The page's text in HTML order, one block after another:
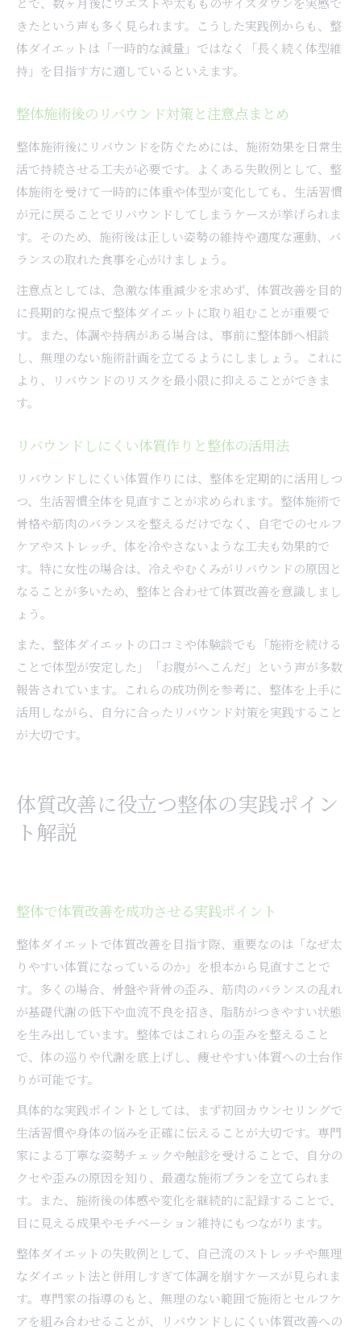
きたという声も多く見られます。こうした実践例からも、整
体ダイエットは「一時的な減量」ではなく「長く続く体型維
持」を目指す方に適しているといえます。
整体施術後のリバウンド対策と注意点まとめ
整体施術後にリバウンドを防ぐためには、施術効果を日常生
活で持続させる工夫が必要です。よくある失敗例として、整
体施術を受けて一時的に体重や体型が変化しても、生活習慣
が元に戻ることでリバウンドしてしまうケースが挙げられま
す。そのため、施術後は正しい姿勢の維持や適度な運動、バ
ランスの取れた食事を心がけましょう。
注意点としては、急激な体重減少を求めず、体質改善を目的
に長期的な視点で整体ダイエットに取り組むことが重要で
す。また、体調や持病がある場合は、事前に整体師へ相談
し、無理のない施術計画を立てるようにしましょう。これに
より、リバウンドのリスクを最小限に抑えることができま
す。
リバウンドしにくい体質作りと整体の活用法
リバウンドしにくい体質作りには、整体を定期的に活用しつ
つ、生活習慣全体を見直すことが求められます。整体施術で
骨格や筋肉のバランスを整えるだけでなく、自宅でのセルフ
ケアやストレッチ、体を冷やさないような工夫も効果的で
す。特に女性の場合は、冷えやむくみがリバウンドの原因と
なることが多いため、整体と合わせて体質改善を意識しまし
ょう。
また、整体ダイエットの口コミや体験談でも「施術を続ける
ことで体型が安定した」「お腹がへこんだ」という声が多数
報告されています。これらの成功例を参考に、整体を上手に
活用しながら、自分に合ったリバウンド対策を実践すること
が大切です。
体質改善に役立つ整体の実践ポイン
ト解説
整体で体質改善を成功させる実践ポイント
整体ダイエットで体質改善を目指す際、重要なのは「なぜ太
りやすい体質になっているのか」を根本から見直すことで
す。多くの場合、骨盤や背骨の歪み、筋肉のバランスの乱れ
が基礎代謝の低下や血流不良を招き、脂肪がつきやすい状態
を生み出しています。整体ではこれらの歪みを整えること
で、体の巡りや代謝を底上げし、痩せやすい体質への土台作
りが可能です。
具体的な実践ポイントとしては、まず初回カウンセリングで
生活習慣や身体の悩みを正確に伝えることが大切です。専門
家による丁寧な姿勢チェックや触診を受けることで、自分の
クセや歪みの原因を知り、最適な施術プランを立てられま
す。また、施術後の体感や変化を継続的に記録することで、
目に見える成果やモチベーション維持にもつながります。
整体ダイエットの失敗例として、自己流のストレッチや無理
なダイエット法と併用しすぎて体調を崩すケースが見られま
す。専門家の指導のもと、無理のない範囲で施術とセルフケ
アを組み合わせることが、リバウンドしにくい体質改善への